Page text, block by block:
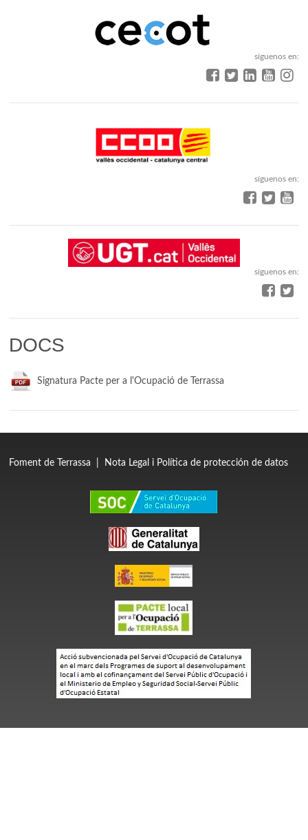
síguenos en:
síguenos en:
síguenos en:
DOCS
Signatura Pacte per a l'Ocupació de Terrassa
Foment de Terrassa Nota Legal i Política de protección de datos